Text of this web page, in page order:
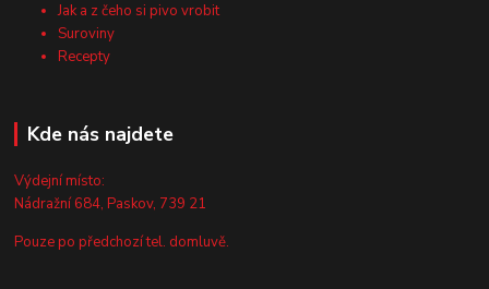
Jak a z čeho si pivo vrobit
Suroviny
Recepty
Kde nás najdete
Výdejní místo:
Nádražní 684, Paskov, 739 21
Pouze po předchozí tel. domluvě.